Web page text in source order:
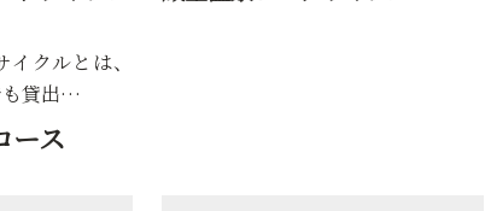
クルとは、
も貸出…
ース